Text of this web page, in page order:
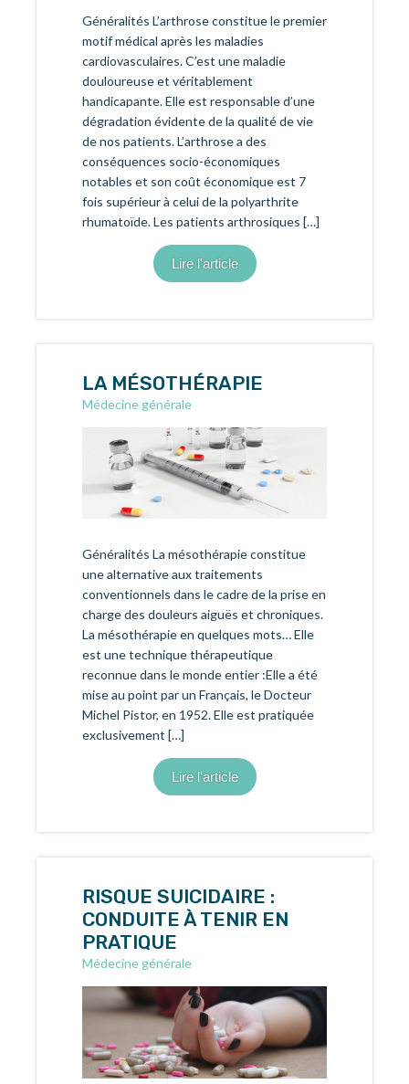
Généralités L’arthrose constitue le premier
motif médical après les maladies
cardiovasculaires. C’est une maladie
douloureuse et véritablement
handicapante. Elle est responsable d’une
dégradation évidente de la qualité de vie
de nos patients. L’arthrose a des
conséquences socio-économiques
notables et son coût économique est 7
fois supérieur à celui de la polyarthrite
rhumatoïde. Les patients arthrosiques […]
Lire l'article
LA MÉSOTHÉRAPIE
Médecine générale
Généralités La mésothérapie constitue
une alternative aux traitements
conventionnels dans le cadre de la prise en
charge des douleurs aiguës et chroniques.
La mésothérapie en quelques mots… Elle
est une technique thérapeutique
reconnue dans le monde entier :Elle a été
mise au point par un Français, le Docteur
Michel Pistor, en 1952. Elle est pratiquée
exclusivement […]
Lire l'article
RISQUE SUICIDAIRE :
CONDUITE À TENIR EN
PRATIQUE
Médecine générale